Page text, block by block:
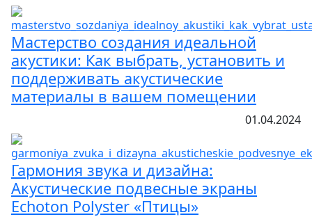
Мастерство создания идеальной
акустики: Как выбрать, установить и
поддерживать акустические
материалы в вашем помещении
01.04.2024
Гармония звука и дизайна:
Акустические подвесные экраны
Echoton Polyster «Птицы»